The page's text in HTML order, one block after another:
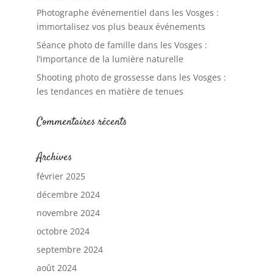
Photographe événementiel dans les Vosges :
immortalisez vos plus beaux événements
Séance photo de famille dans les Vosges :
l’importance de la lumière naturelle
Shooting photo de grossesse dans les Vosges :
les tendances en matière de tenues
Commentaires récents
Archives
février 2025
décembre 2024
novembre 2024
octobre 2024
septembre 2024
août 2024